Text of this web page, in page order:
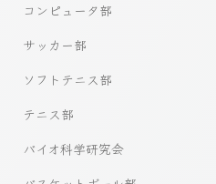
コンピュータ部
サッカー部
ソフトテニス部
テニス部
バイオ科学研究会